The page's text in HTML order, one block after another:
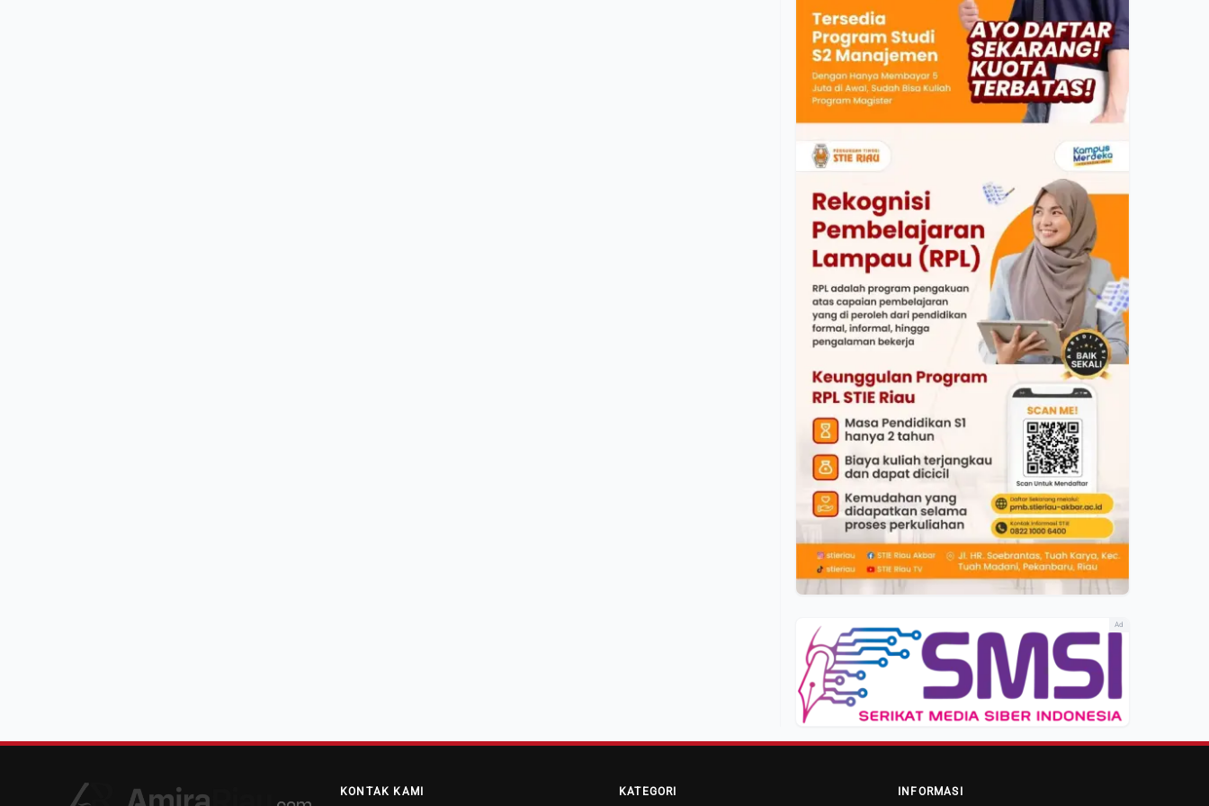
Ad
KONTAK KAMI KATEGORI INFORMASI